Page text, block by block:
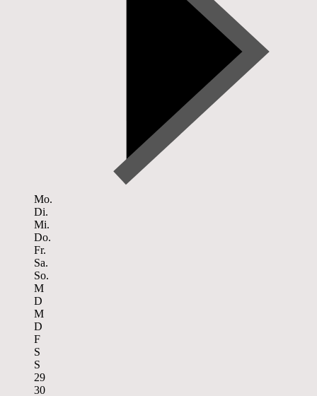
Mo.
Di.
Mi.
Do.
Fr.
Sa.
So.
M
D
M
D
F
S
S
29
30